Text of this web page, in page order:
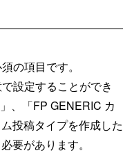
の項目です。
設定することができ
、「FP GENERIC カ
投稿タイプを作成した
要があります。